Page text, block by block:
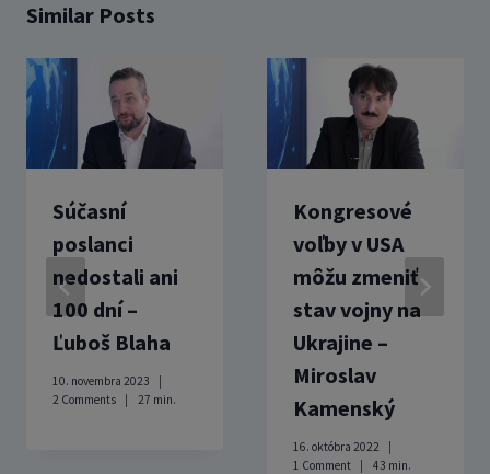
Similar Posts
Súčasní
poslanci
nedostali ani
100 dní –
Ľuboš Blaha
10. novembra 2023
2 Comments
27 min.
Kongresové
voľby v USA
môžu zmeniť
stav vojny na
Ukrajine –
Miroslav
Kamenský
16. októbra 2022
1 Comment
43 min.